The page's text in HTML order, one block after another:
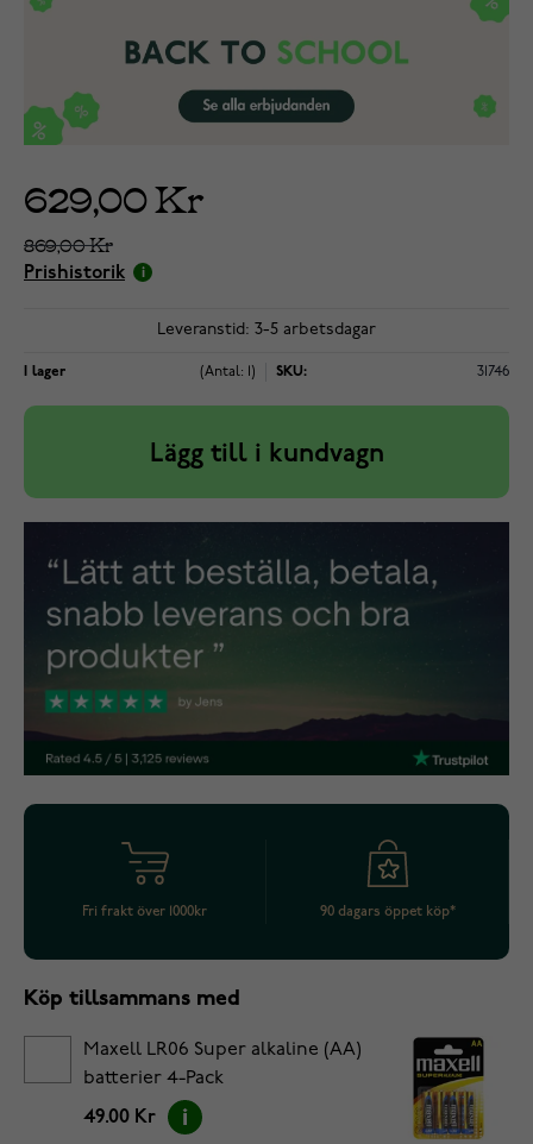
629,00 Kr
869,00 Kr
Prishistorik
Leveranstid: 3-5 arbetsdagar
I lager (Antal: 1) SKU: 31746
Lägg till i kundvagn
Fri frakt över 1000kr 90 dagars öppet köp*
Köp tillsammans med
Maxell LR06 Super alkaline (AA)
batterier 4-Pack
49.00 Kr